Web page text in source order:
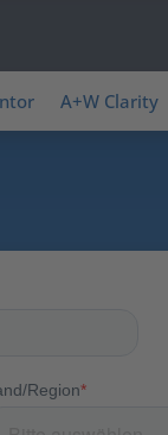
A+W Clarity